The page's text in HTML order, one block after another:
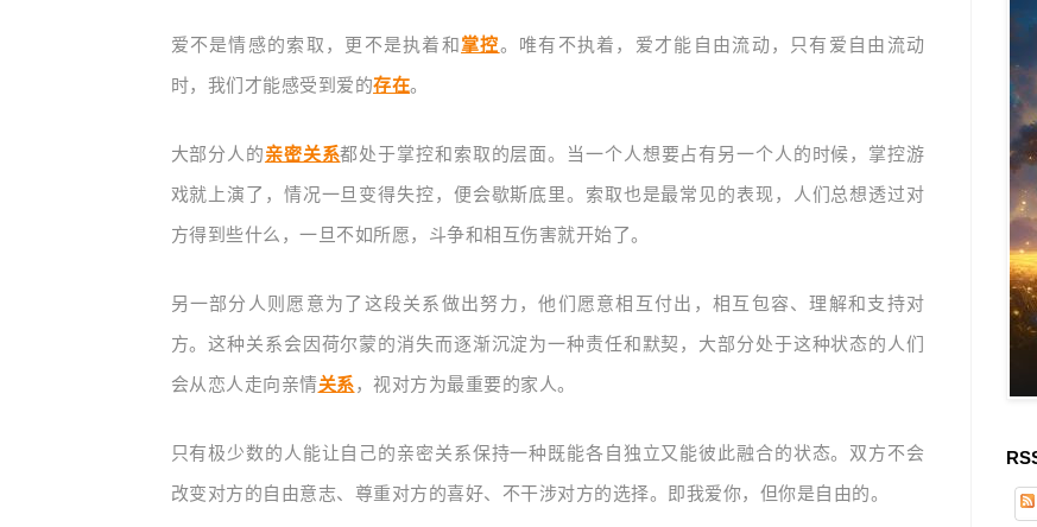
爱不是情感的索取，更不是执着和掌控。唯有不执着，爱才能自由流动，只有爱自由流动
时，我们才能感受到爱的存在。
大部分人的亲密关系都处于掌控和索取的层面。当一个人想要占有另一个人的时候，掌控游
戏就上演了，情况一旦变得失控，便会歇斯底里。索取也是最常见的表现，人们总想透过对
方得到些什么，一旦不如所愿，斗争和相互伤害就开始了。
另一部分人则愿意为了这段关系做出努力，他们愿意相互付出，相互包容、理解和支持对
方。这种关系会因荷尔蒙的消失而逐渐沉淀为一种责任和默契，大部分处于这种状态的人们
会从恋人走向亲情关系，视对方为最重要的家人。
只有极少数的人能让自己的亲密关系保持一种既能各自独立又能彼此融合的状态。双方不会
改变对方的自由意志、尊重对方的喜好、不干涉对方的选择。即我爱你，但你是自由的。